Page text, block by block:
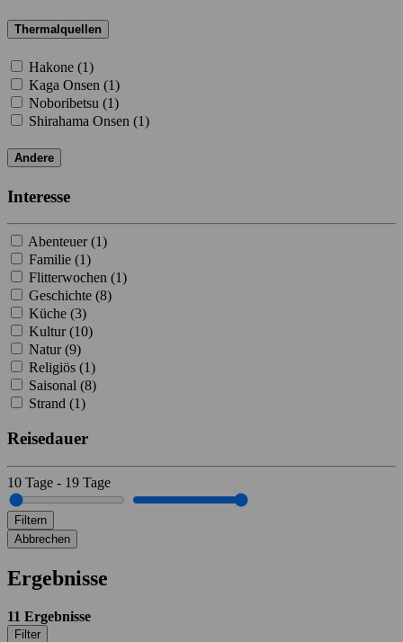
Thermalquellen
Hakone (1)
Kaga Onsen (1)
Noboribetsu (1)
Shirahama Onsen (1)
Andere
Interesse
Abenteuer (1)
Familie (1)
Flitterwochen (1)
Geschichte (8)
Küche (3)
Kultur (10)
Natur (9)
Religiös (1)
Saisonal (8)
Strand (1)
Reisedauer
10 Tage - 19 Tage
Filtern
Abbrechen
Ergebnisse
11 Ergebnisse
Filter